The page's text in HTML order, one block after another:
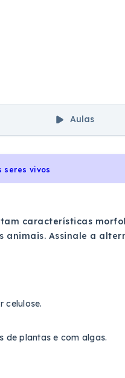
Aulas
seres vivos
características
animais. Assinale a
celulose.
de plantas e com algas.